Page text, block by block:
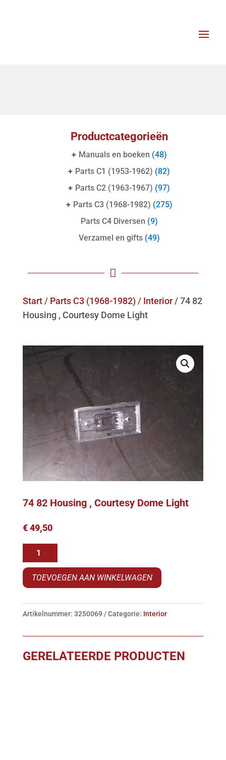
Productcategorieën
+ Manuals en boeken (48)
+ Parts C1 (1953-1962) (82)
+ Parts C2 (1963-1967) (97)
+ Parts C3 (1968-1982) (275)
Parts C4 Diversen (9)
Verzamel en gifts (49)

Start/ Parts C3 (1968-1982)/ Interior/ 74 82
Housing , Courtesy Dome Light
74 82 Housing , Courtesy Dome Light
€49,50
82
Housing
Courtesy
Light
aantal
TOEVOEGEN AAN WINKELWAGEN
Artikelnummer: 3250069 Categorie: Interior
GERELATEERDE PRODUCTEN